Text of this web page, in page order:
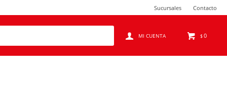
$0
Sucursales Contacto